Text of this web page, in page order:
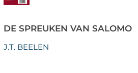
DE SPREUKEN VAN SALOMO
J.T. BEELEN